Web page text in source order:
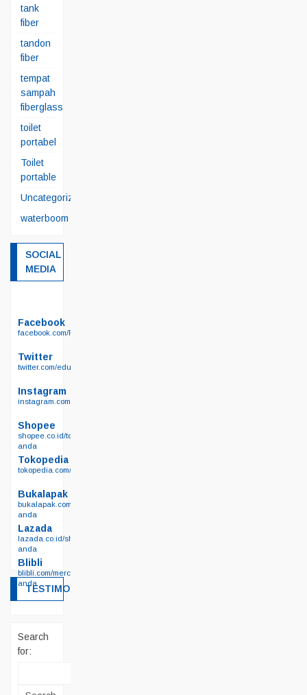
tank
fiber
tandon
fiber
tempat
sampah
fiberglass
toilet
portabel
Toilet
portable
Uncategorized
waterboom
SOCIAL
MEDIA
Facebook
facebook.com/Permainanedukasi.net
Twitter
twitter.com/edukasisby
Instagram
instagram.com/permainan_edukasi_surabaya/
Shopee
shopee.co.id/toko-
anda
Tokopedia
tokopedia.com/edutoyssurabaya
Bukalapak
bukalapak.com/lapak-
anda
Lazada
lazada.co.id/shop/toko-
anda
Blibli
blibli.com/merchant/toko-
anda
TESTIMONIAL
Search
for: